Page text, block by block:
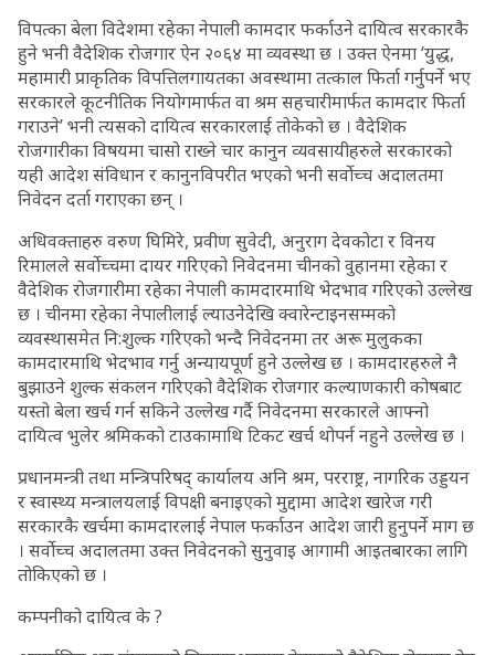
विपत्का बेला विदेशमा रहेका नेपाली कामदार फर्काउने दायित्व सरकारकै
हुने भनी वैदेशिक रोजगार ऐन २०६४ मा व्यवस्था छ । उक्त ऐनमा ‘युद्ध,
महामारी प्राकृतिक विपत्तिलगायतका अवस्थामा तत्काल फिर्ता गर्नुपर्ने भए
सरकारले कूटनीतिक नियोगमार्फत वा श्रम सहचारीमार्फत कामदार फिर्ता
गराउने’ भनी त्यसको दायित्व सरकारलाई तोकेको छ । वैदेशिक
रोजगारीका विषयमा चासो राख्ने चार कानुन व्यवसायीहरुले सरकारको
यही आदेश संविधान र कानुनविपरीत भएको भनी सर्वोच्च अदालतमा
निवेदन दर्ता गराएका छन् ।
अधिवक्ताहरु वरुण घिमिरे, प्रवीण सुवेदी, अनुराग देवकोटा र विनय
रिमालले सर्वोच्चमा दायर गरिएको निवेदनमा चीनको वुहानमा रहेका र
वैदेशिक रोजगारीमा रहेका नेपाली कामदारमाथि भेदभाव गरिएको उल्लेख
छ । चीनमा रहेका नेपालीलाई ल्याउनेदेखि क्वारेन्टाइनसम्मको
व्यवस्थासमेत नि:शुल्क गरिएको भन्दै निवेदनमा तर अरू मुलुकका
कामदारमाथि भेदभाव गर्नु अन्यायपूर्ण हुने उल्लेख छ । कामदारहरुले नै
बुझाउने शुल्क संकलन गरिएको वैदेशिक रोजगार कल्याणकारी कोषबाट
यस्तो बेला खर्च गर्न सकिने उल्लेख गर्दै निवेदनमा सरकारले आफ्नो
दायित्व भुलेर श्रमिकको टाउकामाथि टिकट खर्च थोपर्न नहुने उल्लेख छ ।
प्रधानमन्त्री तथा मन्त्रिपरिषद् कार्यालय अनि श्रम, परराष्ट्र, नागरिक उड्डयन
र स्वास्थ्य मन्त्रालयलाई विपक्षी बनाइएको मुद्दामा आदेश खारेज गरी
सरकारकै खर्चमा कामदारलाई नेपाल फर्काउन आदेश जारी हुनुपर्ने माग छ
। सर्वोच्च अदालतमा उक्त निवेदनको सुनुवाइ आगामी आइतबारका लागि
तोकिएको छ ।
कम्पनीको दायित्व के ?